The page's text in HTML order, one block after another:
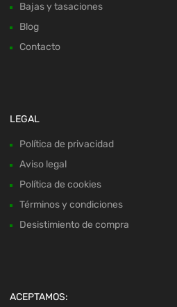
Bajas y tasaciones
Blog
Contacto
LEGAL
Política de privacidad
Aviso legal
Política de cookies
Términos y condiciones
Desistimiento de compra
ACEPTAMOS: